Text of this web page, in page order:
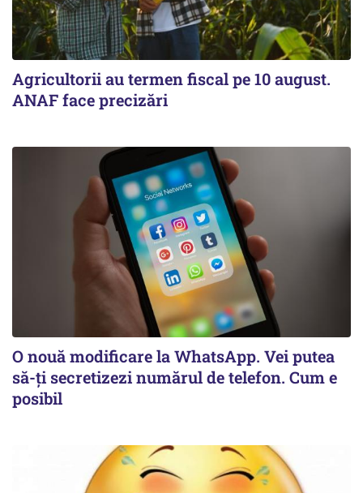
Agricultorii au termen fiscal pe 10 august.
ANAF face precizări
O nouă modificare la WhatsApp. Vei putea
să-ți secretizezi numărul de telefon. Cum e
posibil